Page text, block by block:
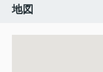
地図